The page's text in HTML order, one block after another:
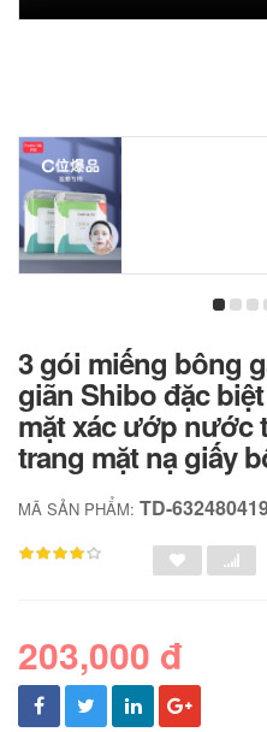
3 gói miếng bông
giãn Shibo đặc
mặt xác ướp nước
trang mặt nạ giấy
MÃ SẢN PHẨM: TD-
203,000 đ